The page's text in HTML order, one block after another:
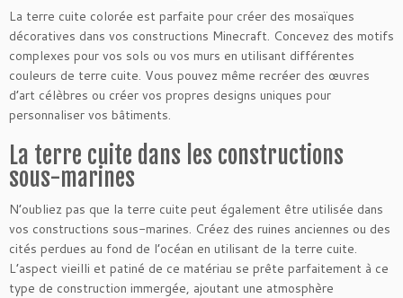
La terre cuite colorée est parfaite pour créer des mosaïques
décoratives dans vos constructions Minecraft. Concevez des motifs
complexes pour vos sols ou vos murs en utilisant différentes
couleurs de terre cuite. Vous pouvez même recréer des œuvres
d’art célèbres ou créer vos propres designs uniques pour
personnaliser vos bâtiments.
La terre cuite dans les constructions
sous-marines
N’oubliez pas que la terre cuite peut également être utilisée dans
vos constructions sous-marines. Créez des ruines anciennes ou des
cités perdues au fond de l’océan en utilisant de la terre cuite.
L’aspect vieilli et patiné de ce matériau se prête parfaitement à ce
type de construction immergée, ajoutant une atmosphère